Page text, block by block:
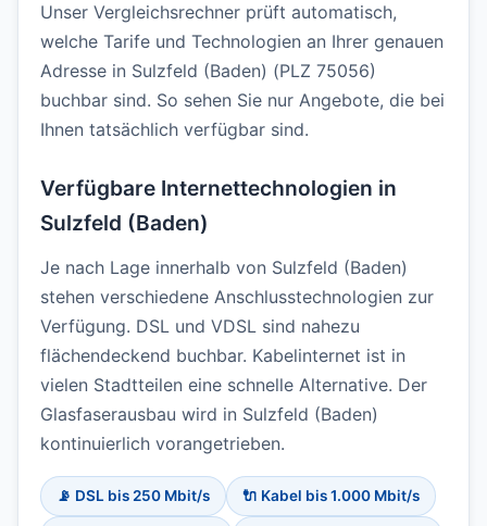
Unser Vergleichsrechner prüft automatisch,
welche Tarife und Technologien an Ihrer genauen
Adresse in Sulzfeld (Baden) (PLZ 75056)
buchbar sind. So sehen Sie nur Angebote, die bei
Ihnen tatsächlich verfügbar sind.
Verfügbare Internettechnologien in
Sulzfeld (Baden)
Je nach Lage innerhalb von Sulzfeld (Baden)
stehen verschiedene Anschlusstechnologien zur
Verfügung. DSL und VDSL sind nahezu
flächendeckend buchbar. Kabelinternet ist in
vielen Stadtteilen eine schnelle Alternative. Der
Glasfaserausbau wird in Sulzfeld (Baden)
kontinuierlich vorangetrieben.
📡 DSL bis 250 Mbit/s 🔌 Kabel bis 1.000 Mbit/s